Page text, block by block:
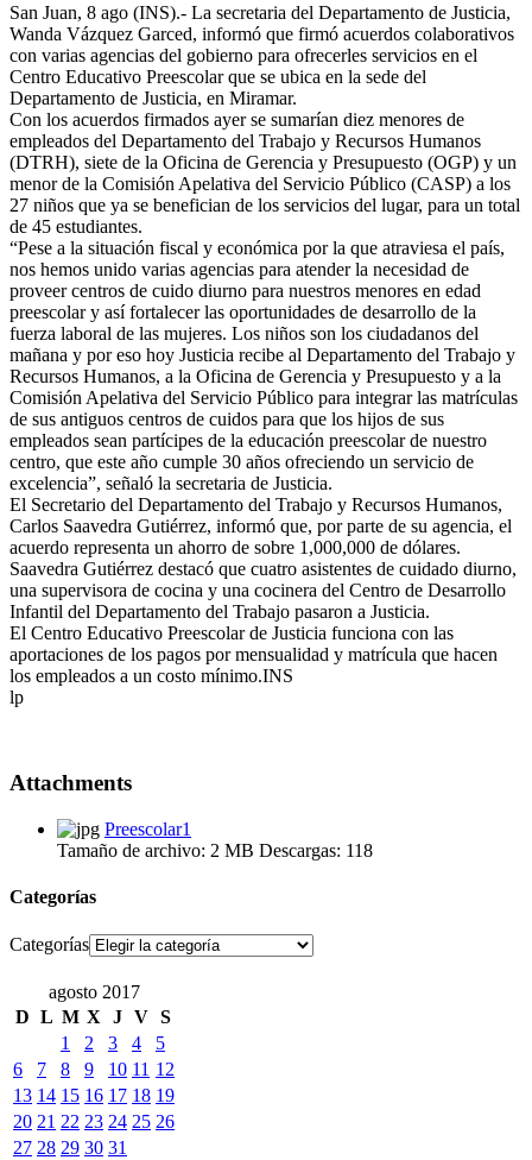
San Juan, 8 ago (INS).- La secretaria del Departamento de Justicia,
Wanda Vázquez Garced, informó que firmó acuerdos colaborativos
con varias agencias del gobierno para ofrecerles servicios en el
Centro Educativo Preescolar que se ubica en la sede del
Departamento de Justicia, en Miramar.
Con los acuerdos firmados ayer se sumarían diez menores de
empleados del Departamento del Trabajo y Recursos Humanos
(DTRH), siete de la Oficina de Gerencia y Presupuesto (OGP) y un
menor de la Comisión Apelativa del Servicio Público (CASP) a los
27 niños que ya se benefician de los servicios del lugar, para un total
de 45 estudiantes.
“Pese a la situación fiscal y económica por la que atraviesa el país,
nos hemos unido varias agencias para atender la necesidad de
proveer centros de cuido diurno para nuestros menores en edad
preescolar y así fortalecer las oportunidades de desarrollo de la
fuerza laboral de las mujeres. Los niños son los ciudadanos del
mañana y por eso hoy Justicia recibe al Departamento del Trabajo y
Recursos Humanos, a la Oficina de Gerencia y Presupuesto y a la
Comisión Apelativa del Servicio Público para integrar las matrículas
de sus antiguos centros de cuidos para que los hijos de sus
empleados sean partícipes de la educación preescolar de nuestro
centro, que este año cumple 30 años ofreciendo un servicio de
excelencia”, señaló la secretaria de Justicia.
El Secretario del Departamento del Trabajo y Recursos Humanos,
Carlos Saavedra Gutiérrez, informó que, por parte de su agencia, el
acuerdo representa un ahorro de sobre 1,000,000 de dólares.
Saavedra Gutiérrez destacó que cuatro asistentes de cuidado diurno,
una supervisora de cocina y una cocinera del Centro de Desarrollo
Infantil del Departamento del Trabajo pasaron a Justicia.
El Centro Educativo Preescolar de Justicia funciona con las
aportaciones de los pagos por mensualidad y matrícula que hacen
los empleados a un costo mínimo.INS
lp
Attachments
Preescolar1
Tamaño de archivo: 2 MB Descargas: 118
Categorías
Categorías
agosto 2017
D L M X J V S
1
2 3 4
5
6
7 8 9 10 11 12
13 14 15 16 17 18 19
20 21 22 23 24 25 26
27 28 29 30 31